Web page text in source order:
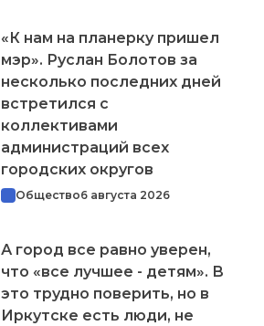
«К нам на планерку пришел
мэр». Руслан Болотов за
несколько последних дней
встретился с
коллективами
администраций всех
городских округов
Общество6 августа 2026
А город все равно уверен,
что «все лучшее - детям». В
это трудно поверить, но в
Иркутске есть люди, не